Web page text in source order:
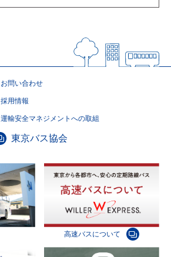
お問い合わせ
採用情報
運輸安全マネジメントへの取組
東京バス協会
高速バスについて